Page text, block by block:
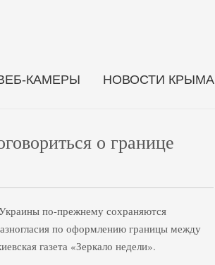
КАМЕРЫ НОВОСТИ КРЫМА
о границе
по-прежнему сохраняются
по оформлению границы между
газета «Зеркало недели».